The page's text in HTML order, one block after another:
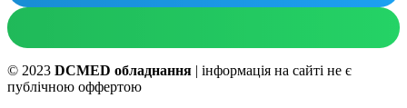
© 2023 DCMED обладнання | інформація на сайті не є
публічною оффертою